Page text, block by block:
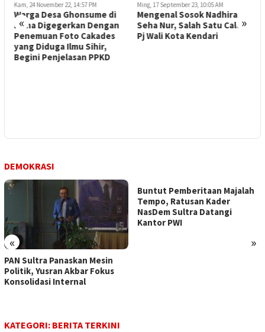
« »
Kam, 24 November 22, 14:57 PM
Warga Desa Ghonsume di
Muna Digegerkan Dengan
Penemuan Foto Cakades
yang Diduga Ilmu Sihir,
Begini Penjelasan PPKD
Ming, 17 September 23, 10:05 AM
Mengenal Sosok Nadhira
Seha Nur, Salah Satu Calon
Pj Wali Kota Kendari
DEMOKRASI
« »
PAN Sultra Panaskan Mesin
Politik, Yusran Akbar Fokus
Konsolidasi Internal
Buntut Pemberitaan Majalah
Tempo, Ratusan Kader
NasDem Sultra Datangi
Kantor PWI
KATEGORI: BERITA TERKINI